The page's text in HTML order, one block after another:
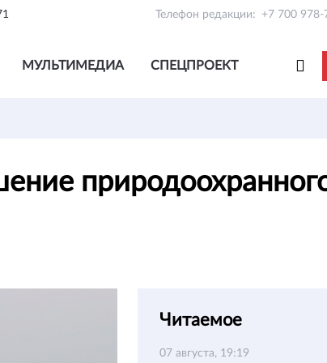
Телефон редакции: +7 700 978-
МУЛЬТИМЕДИА СПЕЦПРОЕКТ
Читаемое
07 августа, 19:19